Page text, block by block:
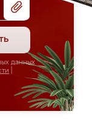
данных